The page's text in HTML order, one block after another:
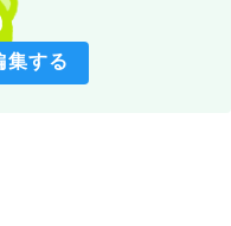
集する